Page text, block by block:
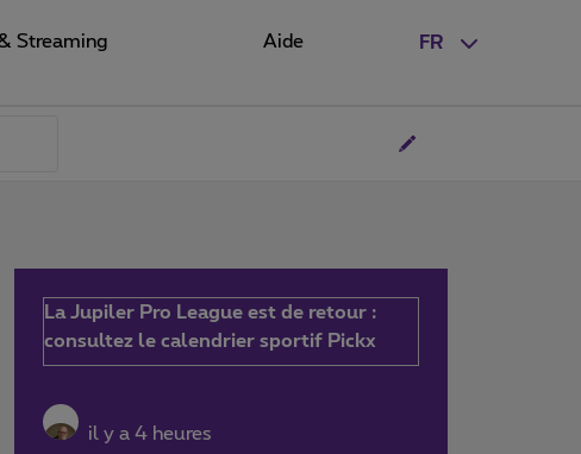
FR
Streaming Aide
La Jupiler Pro League est de retour :
consultez le calendrier sportif Pickx
il y a 4 heures